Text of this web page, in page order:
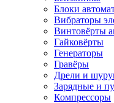
Блоки
Вибраторы
Винтовёрты
Гайковёрты
Генераторы
Гравёры
Дрели и
Зарядные и
Компрессоры